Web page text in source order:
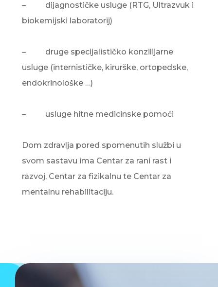
– dijagnostičke usluge (RTG, Ultrazvuk i
biokemijski laboratorij)
– druge specijalističko konzilijarne
usluge (internističke, kirurške, ortopedske,
endokrinološke …)
– usluge hitne medicinske pomoći
Dom zdravlja pored spomenutih službi u
svom sastavu ima Centar za rani rast i
razvoj, Centar za fizikalnu te Centar za
mentalnu rehabilitaciju.